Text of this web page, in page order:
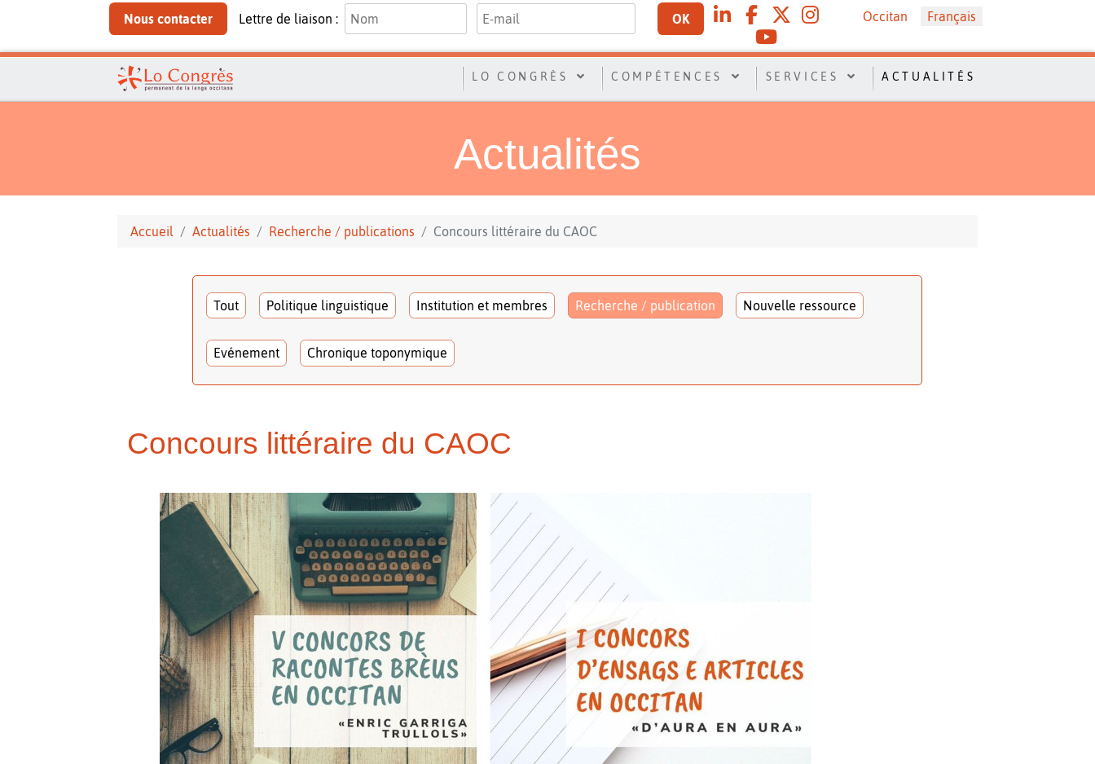
Nous contacter Lettre de liaison : OK Sélectionnez votre langue
Occitan Français
LO CONGRÈS COMPÉTENCES SERVICES ACTUALITÉS
Actualités
Accueil Actualités Recherche / publications Concours littéraire du CAOC
Tout Politique linguistique Institution et membres Recherche / publication Nouvelle ressource
Evénement Chronique toponymique
Concours littéraire du CAOC